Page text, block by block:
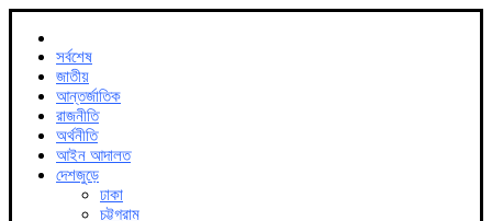
সর্বশেষ
জাতীয়
আন্তর্জাতিক
রাজনীতি
অর্থনীতি
আইন আদালত
দেশজুড়ে
ঢাকা
চট্টগ্রাম